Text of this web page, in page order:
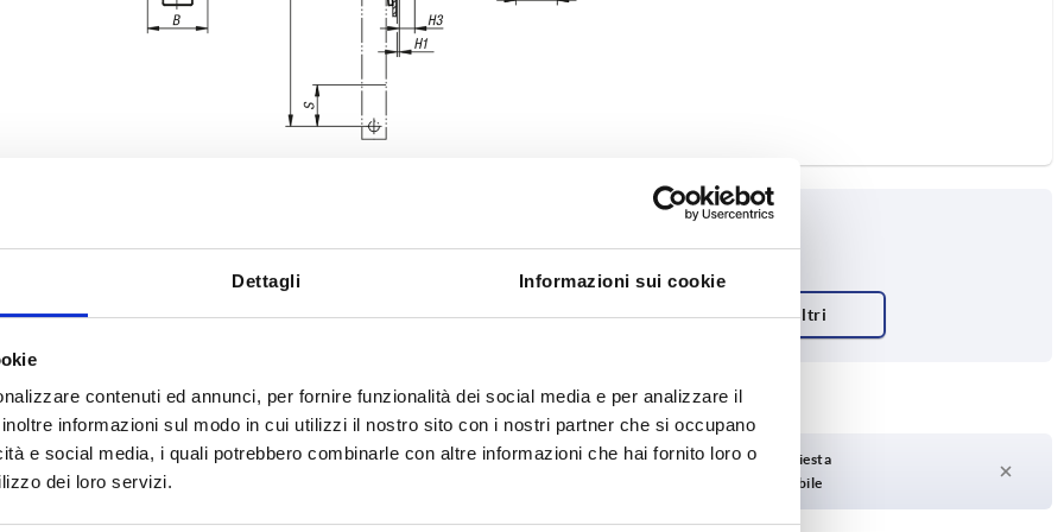
Dettagli Informazioni sui cookie
contenuti ed annunci, per fornire funzionalità dei social media e per analizzare il
informazioni sul modo in cui utilizzi il nostro sito con i nostri partner che si occupano
e social media, i quali potrebbero combinarle con altre informazioni che hai fornito loro o
dei loro servizi.
Versione 2 Forma
INGRANDISCI LA TABELLA
al giorno a intervalli regolari. Nell’ultima fase
la data di spedizione confermata.
1 - 3 giorni
Tempi di consegna su richiesta
Attualmente non disponibile